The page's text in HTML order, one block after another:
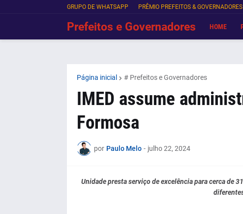
GRUPO DE WHATSAPP PRÊMIO PREFEITOS & GOVERNADORES
Prefeitos e Governadores HOME
Página inicial # Prefeitos e Governadores
IMED assume
Formosa
por Paulo Melo - julho 22, 2024
Unidade presta serviço de excelência para cerca de